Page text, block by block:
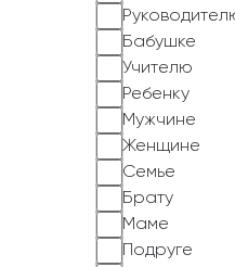
Бабушке
Учителю
Ребенку
Мужчине
Женщине
Семье
Брату
Маме
Подруге